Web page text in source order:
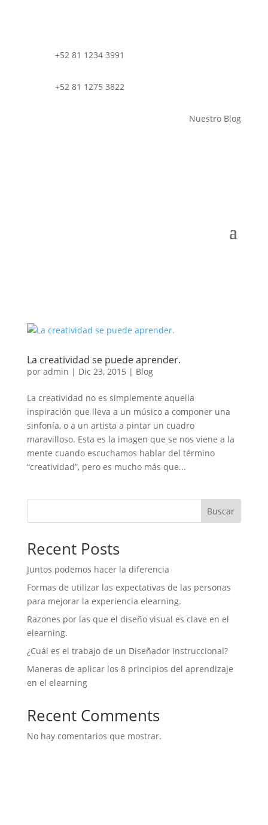
+52 81 1234 3991
+52 81 1275 3822
Nuestro Blog
La creatividad se puede aprender.
por admin | Dic 23, 2015 | Blog
La creatividad no es simplemente aquella
inspiración que lleva a un músico a componer una
sinfonía, o a un artista a pintar un cuadro
maravilloso. Esta es la imagen que se nos viene a la
mente cuando escuchamos hablar del término
“creatividad”, pero es mucho más que...
Buscar
Recent Posts
Juntos podemos hacer la diferencia
Formas de utilizar las expectativas de las personas
para mejorar la experiencia elearning.
Razones por las que el diseño visual es clave en el
elearning.
¿Cuál es el trabajo de un Diseñador Instruccional?
Maneras de aplicar los 8 principios del aprendizaje
en el elearning
Recent Comments
No hay comentarios que mostrar.